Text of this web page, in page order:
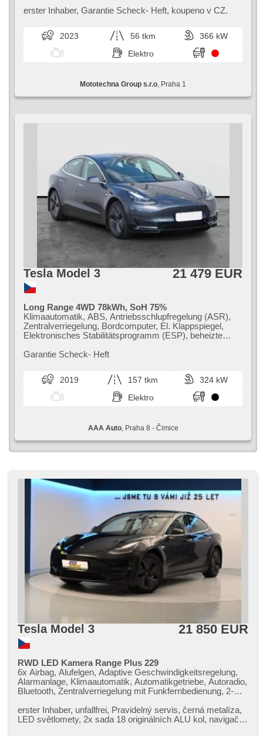
Anhängerkupplung, Reifendrucksensor, 6x Airbag, El.
Panoramadach, Servolenkung, El. Seitenscheiben,
Autoradio, Automatikgetriebe, Antrieb 4x4
erster Inhaber,​ Garantie Scheck​- Heft,​ koupeno v CZ.
2023 56 tkm
366 kW
Elektro
Mototechna Group s.r.o , Praha 1
Tesla Model 3 21 479 EUR
Long Range 4WD 78kWh, SoH 75%
Klimaautomatik, ABS, Antriebsschlupfregelung (ASR),
Zentralverriegelung, Bordcomputer, El. Klappspiegel,
Elektronisches Stabilitätsprogramm (ESP), beheizte
Reifendrucksensor, USB, El. einstellbare Sitze, Uhr Spur,
Autoradio, Automatikgetriebe, Antrieb 4x4
Garantie Scheck​- Heft
2019 157 tkm
324 kW
Elektro
AAA Auto, Praha 8 - Čimice
Tesla Model 3 21 850 EUR
RWD LED Kamera Range Plus 229
6x Airbag, Alufelgen, Adaptive Geschwindigkeitsregelung,
Alarmanlage, Klimaautomatik, Automatikgetriebe, Autoradio,
Bluetooth, Zentralverriegelung mit Funkfernbedienung, 2-
El. Spiegel, Uhr Spur, Blind Spot Anzeige, LED denní
svícení, Nebelscheinwerfer, Multifunktionslenkrad, Lenkrad
erster Inhaber,​ unfallfrei,​ Pravidelný servis,​ černá metalíza,​
LED světlomety,​ 2x sada 18 originálních ALU kol,​ navigační